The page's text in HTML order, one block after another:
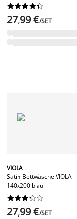






27,99 €/SET
VIOLA
Satin-Bettwäsche VIOLA
140x200 blau






27,99 €/SET